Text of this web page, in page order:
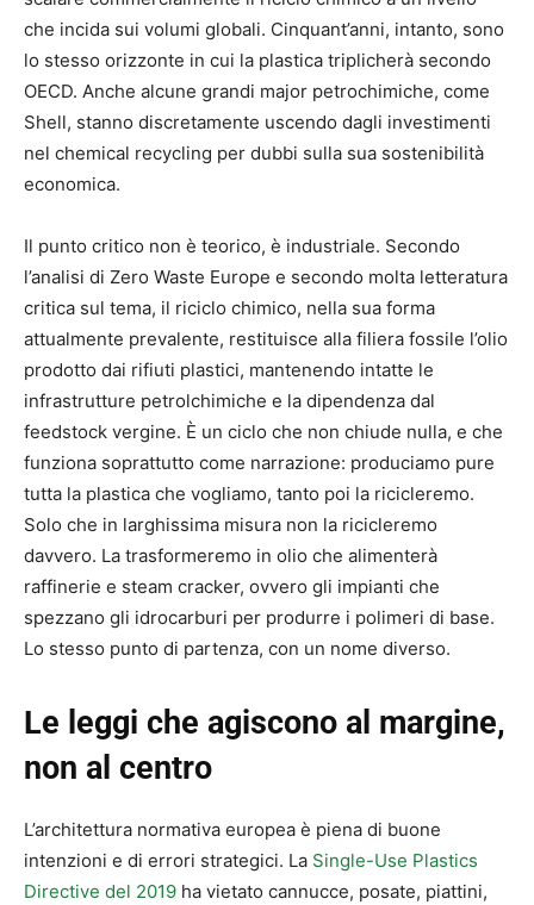
che incida sui volumi globali. Cinquant’anni, intanto, sono
lo stesso orizzonte in cui la plastica triplicherà secondo
OECD. Anche alcune grandi major petrochimiche, come
Shell, stanno discretamente uscendo dagli investimenti
nel chemical recycling per dubbi sulla sua sostenibilità
economica.
Il punto critico non è teorico, è industriale. Secondo
l’analisi di Zero Waste Europe e secondo molta letteratura
critica sul tema, il riciclo chimico, nella sua forma
attualmente prevalente, restituisce alla filiera fossile l’olio
prodotto dai rifiuti plastici, mantenendo intatte le
infrastrutture petrolchimiche e la dipendenza dal
feedstock vergine. È un ciclo che non chiude nulla, e che
funziona soprattutto come narrazione: produciamo pure
tutta la plastica che vogliamo, tanto poi la ricicleremo.
Solo che in larghissima misura non la ricicleremo
davvero. La trasformeremo in olio che alimenterà
raffinerie e steam cracker, ovvero gli impianti che
spezzano gli idrocarburi per produrre i polimeri di base.
Lo stesso punto di partenza, con un nome diverso.
Le leggi che agiscono al margine,
non al centro
L’architettura normativa europea è piena di buone
intenzioni e di errori strategici. La Single-Use Plastics
Directive del 2019 ha vietato cannucce, posate, piattini,